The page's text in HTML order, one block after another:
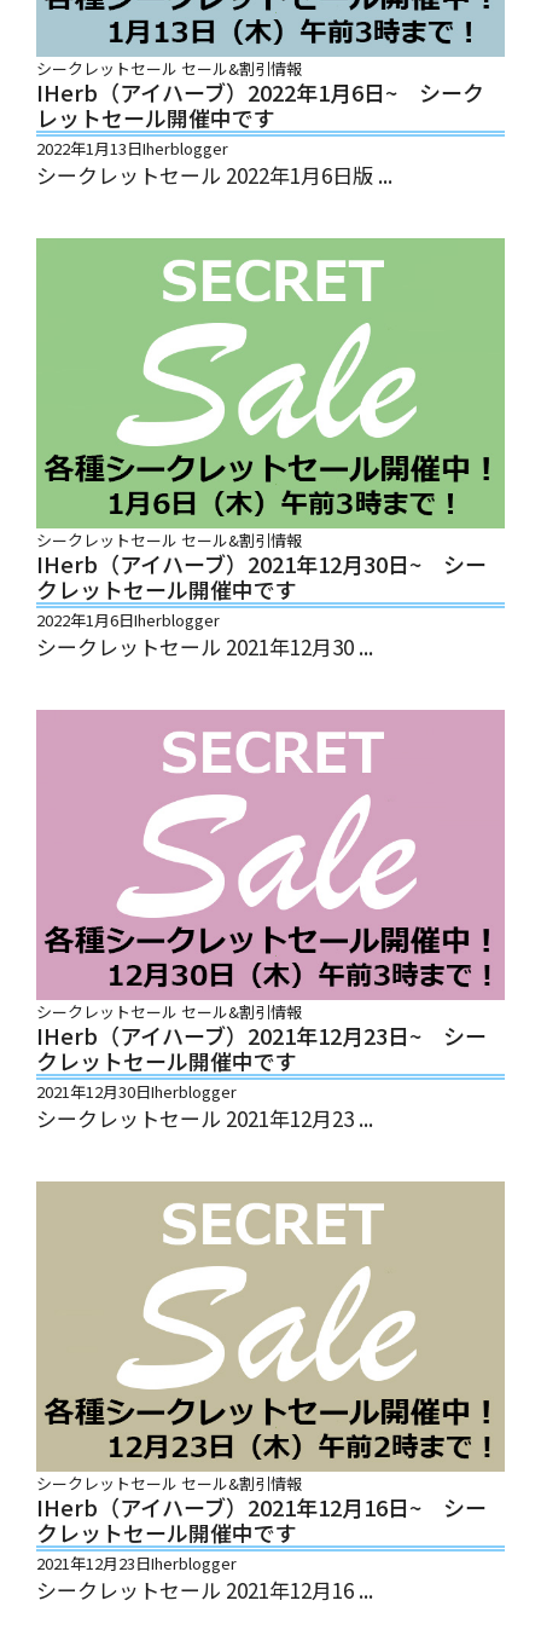
シークレットセール セール&割引情報
IHerb（アイハーブ）2022年1月6日~ シーク
レットセール開催中です
2022年1月13日Iherblogger
シークレットセール 2022年1月6日版 ...
シークレットセール セール&割引情報
IHerb（アイハーブ）2021年12月30日~ シー
クレットセール開催中です
2022年1月6日Iherblogger
シークレットセール 2021年12月30 ...
シークレットセール セール&割引情報
IHerb（アイハーブ）2021年12月23日~ シー
クレットセール開催中です
2021年12月30日Iherblogger
シークレットセール 2021年12月23 ...
シークレットセール セール&割引情報
IHerb（アイハーブ）2021年12月16日~ シー
クレットセール開催中です
2021年12月23日Iherblogger
シークレットセール 2021年12月16 ...